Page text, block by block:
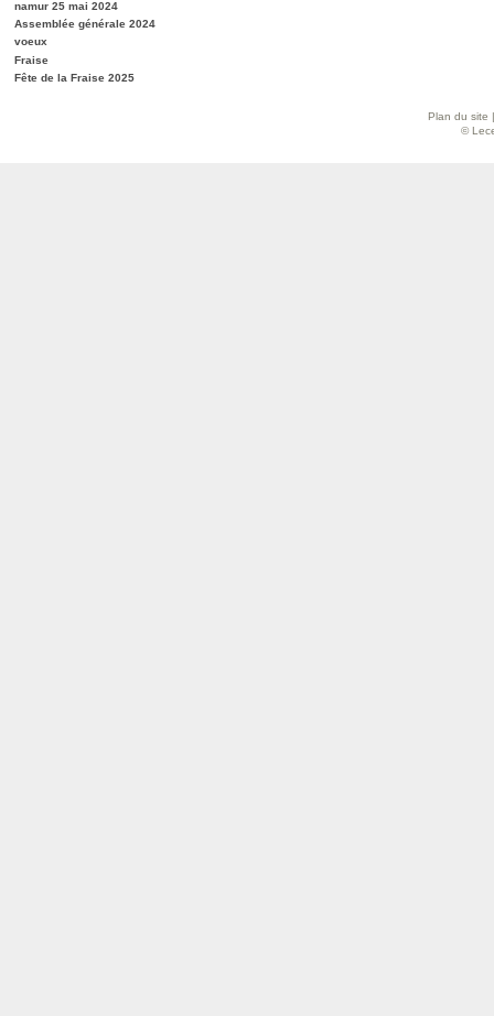
namur 25 mai 2024
Assemblée générale 2024
voeux
Fraise
Fête de la Fraise 2025
Plan du site
©